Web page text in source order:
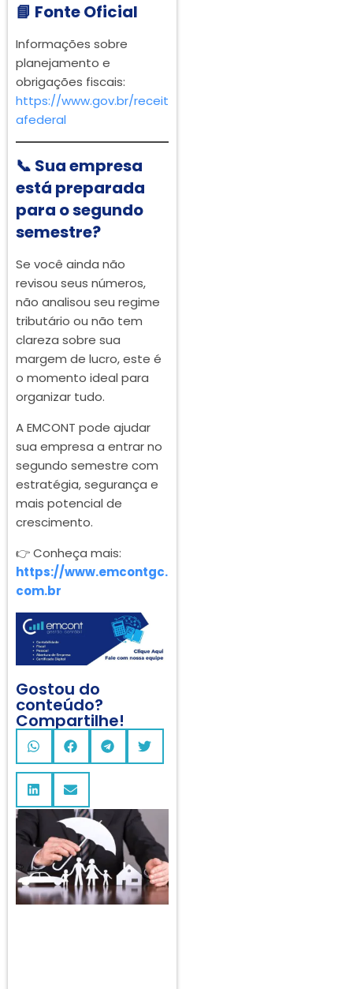
📘 Fonte Oficial
Informações sobre
planejamento e
obrigações fiscais:
https://www.gov.br/receit
afederal
📞 Sua empresa
está preparada
para o segundo
semestre?
Se você ainda não
revisou seus números,
não analisou seu regime
tributário ou não tem
clareza sobre sua
margem de lucro, este é
o momento ideal para
organizar tudo.
A EMCONT pode ajudar
sua empresa a entrar no
segundo semestre com
estratégia, segurança e
mais potencial de
crescimento.
👉 Conheça mais:
https://www.emcontgc.
com.br
Gostou do
conteúdo?
Compartilhe!